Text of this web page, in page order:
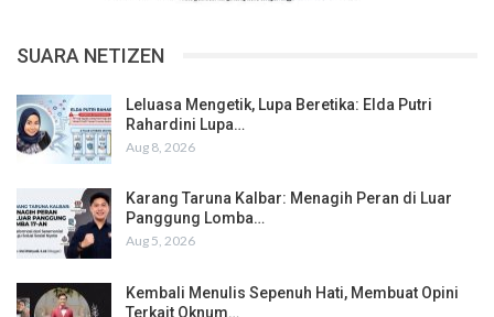
SUARA NETIZEN
Leluasa Mengetik, Lupa Beretika: Elda Putri
Rahardini Lupa…
Aug 8, 2026
Karang Taruna Kalbar: Menagih Peran di Luar
Panggung Lomba…
Aug 5, 2026
Kembali Menulis Sepenuh Hati, Membuat Opini
Terkait Oknum…